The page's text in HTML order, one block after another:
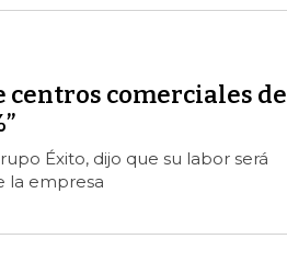
centros comerciales
Éxito, dijo que su labor será
la empresa